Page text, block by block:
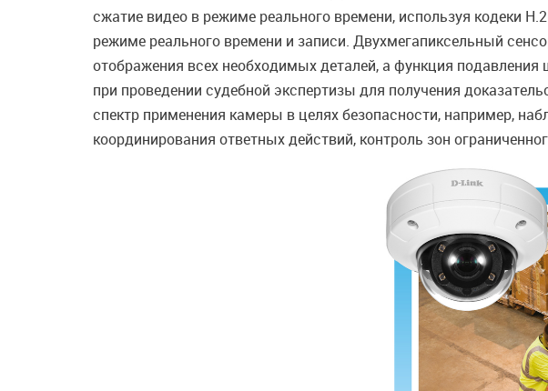
сжатие видео в режиме реального времени, используя кодеки
режиме реального времени и записи. Двухмегапиксельный
отображения всех необходимых деталей, а функция
при проведении судебной экспертизы для получения
спектр применения камеры в целях безопасности, например,
координирования ответных действий, контроль зон